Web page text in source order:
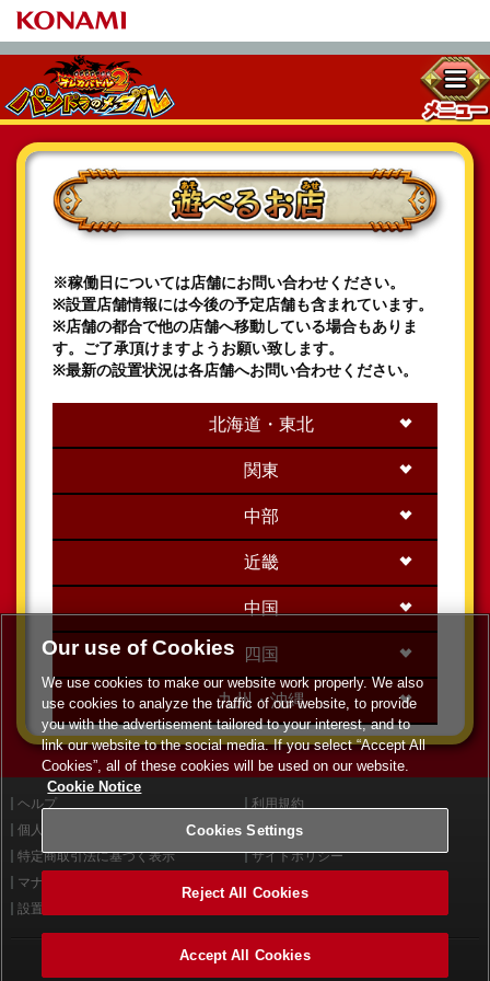
※稼働日については店舗にお問い合わせください。
※設置店舗情報には今後の予定店舗も含まれています。
※店舗の都合で他の店舗へ移動している場合もありま
す。ご了承頂けますようお願い致します。
※最新の設置状況は各店舗へお問い合わせください。
北海道・東北
関東
中部
近畿
中国
四国
九州・沖縄
ヘルプ
利用規約
個人情報等保護方針
外部送信について
特定商取引法に基づく表示
サイトポリシー
マナー＆ルール
設置店舗検索
©2026 Konami Arcade Games
Our use of Cookies
We use cookies to make our website work properly. We also
use cookies to analyze the traffic of our website, to provide
you with the advertisement tailored to your interest, and to
link our website to the social media. If you select “Accept All
Cookies”, all of these cookies will be used on our website.
Cookie Notice
Cookies Settings
Reject All Cookies
Accept All Cookies